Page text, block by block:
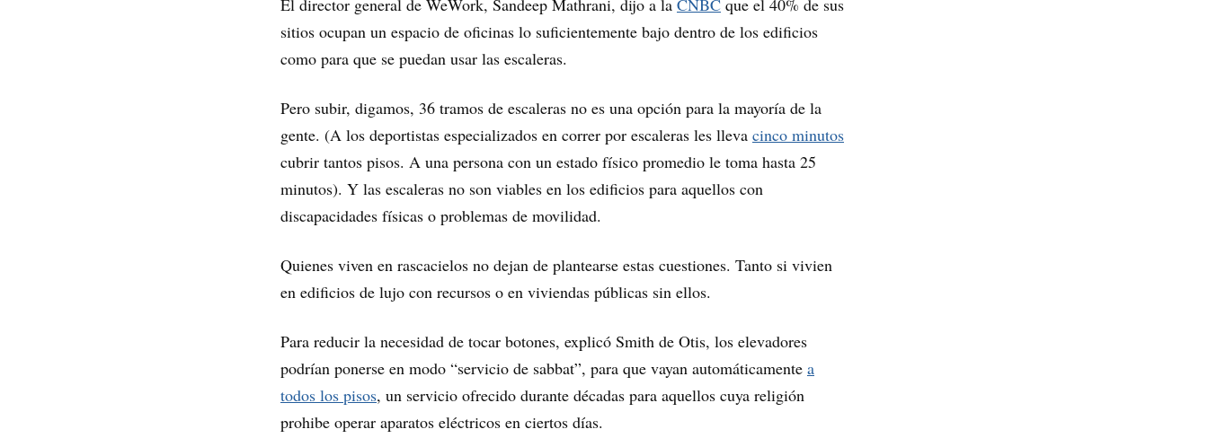
sitios ocupan un espacio de oficinas lo suficientemente bajo dentro de los edificios
como para que se puedan usar las escaleras.
Pero subir, digamos, 36 tramos de escaleras no es una opción para la mayoría de la
gente. (A los deportistas especializados en correr por escaleras les lleva cinco minutos
cubrir tantos pisos. A una persona con un estado físico promedio le toma hasta 25
minutos). Y las escaleras no son viables en los edificios para aquellos con
discapacidades físicas o problemas de movilidad.
Quienes viven en rascacielos no dejan de plantearse estas cuestiones. Tanto si vivien
en edificios de lujo con recursos o en viviendas públicas sin ellos.
Para reducir la necesidad de tocar botones, explicó Smith de Otis, los elevadores
podrían ponerse en modo “servicio de sabbat”, para que vayan automáticamente a
todos los pisos, un servicio ofrecido durante décadas para aquellos cuya religión
prohibe operar aparatos eléctricos en ciertos días.